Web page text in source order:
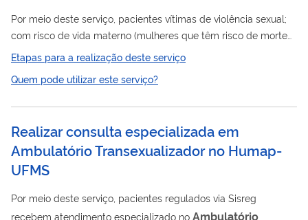
Por meio deste serviço, pacientes vítimas de violência sexual;
com risco de vida materno (mulheres que têm risco de morte
por conta de doença pré-existente associada com a gravidez)
ou em gestação de feto com anencefalia, são atendidas no
Ambulatóriode Aborto Legal do Humap-UFMS.
Etapas para a realização deste serviço
Quem pode utilizar este serviço?
Realizar consulta especializada em
Ambulatório Transexualizador no Humap-
UFMS
Por meio deste serviço, pacientes regulados via Sisreg
recebem atendimento especializado no Ambulatório